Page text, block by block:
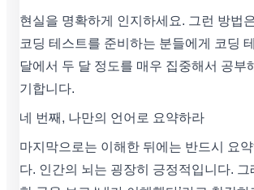
현실을 명확하게 인지하세요. 그런 방법
코딩 테스트를 준비하는 분들에게 코딩
달에서 두 달 정도를 매우 집중해서 공부
기합니다.
네 번째, 나만의 언어로 요약하라
마지막으로는 이해한 뒤에는 반드시 요
다. 인간의 뇌는 굉장히 긍정적입니다. 그